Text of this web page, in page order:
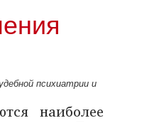
психиатрии и
наиболее